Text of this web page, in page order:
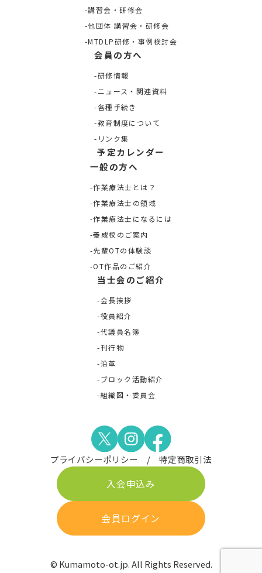
講習会・研修会
他団体 講習会・研修会
MTDLP研修・事例検討会
会員の方へ
研修情報
ニュース・関連資料
各種手続き
教育制度について
リンク集
予定カレンダー
一般の方へ
作業療法士とは？
作業療法士の領域
作業療法士になるには
養成校のご案内
先輩OTの体験談
OT作品のご紹介
当士会のご紹介
会長挨拶
役員紹介
代議員名簿
刊行物
沿革
ブロック活動紹介
組織図・委員会
プライバシーポリシー 特定商取引法
入会申込み
会員ログイン
© Kumamoto-ot.jp. All Rights Reserved.